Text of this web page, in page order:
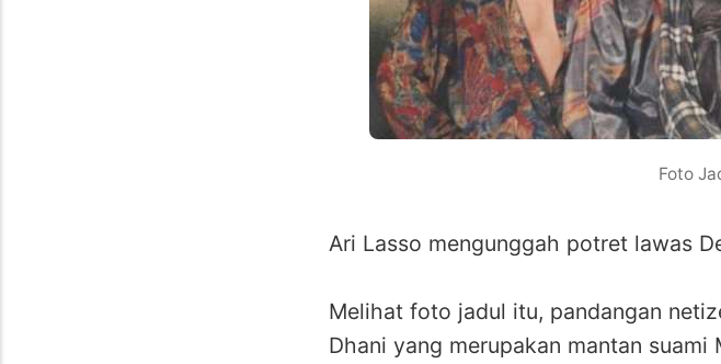
Foto
Ari Lasso mengunggah potret lawas
Melihat foto jadul itu, pandangan
Dhani yang merupakan mantan suami